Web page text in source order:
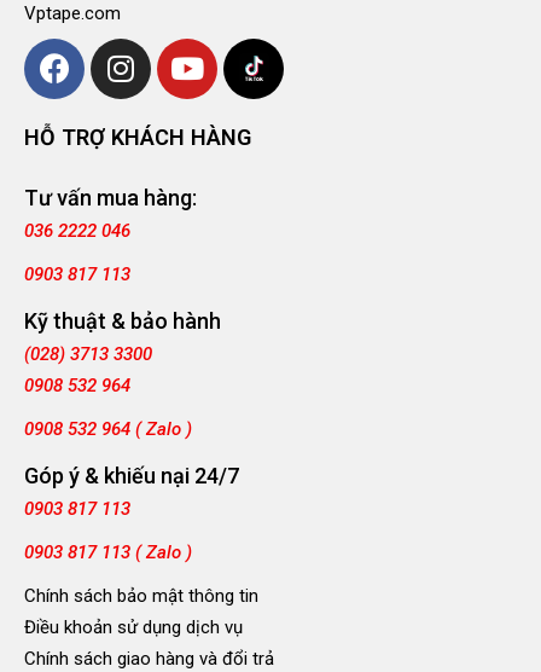
Vptape.com
HỖ TRỢ KHÁCH HÀNG
Tư vấn mua hàng:
036 2222 046
0903 817 113
Kỹ thuật & bảo hành
(028) 3713 3300
0908 532 964
0908 532 964 ( Zalo )
Góp ý & khiếu nại 24/7
0903 817 113
0903 817 113 ( Zalo )
Chính sách bảo mật thông tin
Điều khoản sử dụng dịch vụ
Chính sách giao hàng và đổi trả